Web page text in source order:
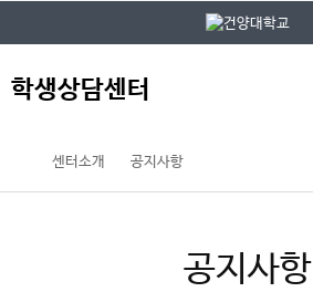
학생상담센터
센터소개 공지사항
공지사항